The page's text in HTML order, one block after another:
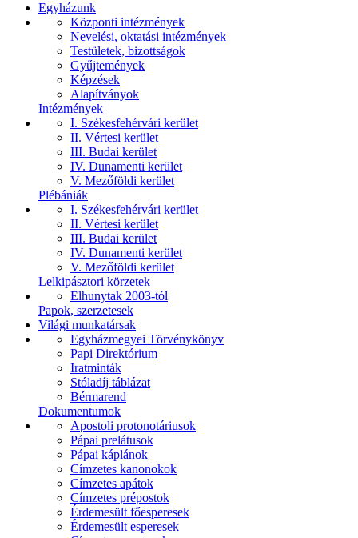
Egyházunk
Központi intézmények
Nevelési, oktatási intézmények
Testületek, bizottságok
Gyűjtemények
Képzések
Alapítványok
Intézmények
I. Székesfehérvári kerület
II. Vértesi kerület
III. Budai kerület
IV. Dunamenti kerület
V. Mezőföldi kerület
Plébániák
I. Székesfehérvári kerület
II. Vértesi kerület
III. Budai kerület
IV. Dunamenti kerület
V. Mezőföldi kerület
Lelkipásztori körzetek
Elhunytak 2003-tól
Papok, szerzetesek
Világi munkatársak
Egyházmegyei Törvénykönyv
Papi Direktórium
Iratminták
Stóladíj táblázat
Bérmarend
Dokumentumok
Apostoli protonotáriusok
Pápai prelátusok
Pápai káplánok
Címzetes kanonokok
Címzetes apátok
Címzetes prépostok
Érdemesült főesperesek
Érdemesült esperesek